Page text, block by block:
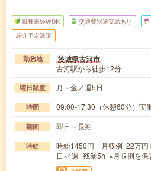
職種未経験OK 交通費別途支給あり
紹介予定派遣
勤務地 茨城県古河市
古河駅から徒歩12分
曜日頻度 月～金／週5日
時間 09:00-17:30（休憩60分）実
期間 即日～長期
時給
時給1450円 月収例 22万円
日×4週+残業5h ※月収例を保